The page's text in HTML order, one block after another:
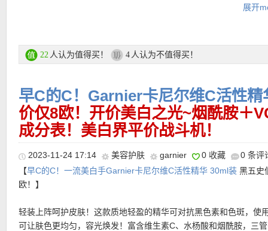
含有透明质酸和纯素配方，不含动物成分，适合敏感肌肤、干性肌
直达链接在此
【德国亚马逊中文图文导购教程点此链接】
展开
22 人认为值得买！ 4 人认为不值得买！
早C的C！Garnier卡尼尔维C活性
价仅8欧！开价美白之光~烟酰胺＋
成分表！美白界平价战斗机！
2023-11-24 17:14 美容护肤 garnier 0 收藏
0 条评
【早C的C！一流美白手Garnier卡尼尔维C活性精华 30ml装 黑五史
欧！】
轻装上阵呵护皮肤！这款质地轻盈的精华可对抗黑色素和色斑，使
可让肤色更均匀，容光焕发！富含维生素C、水杨酸和烟酰胺，三